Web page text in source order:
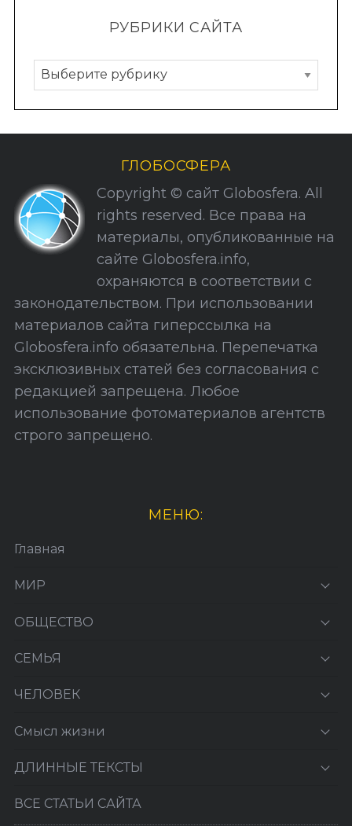
РУБРИКИ САЙТА
Р
у
б
р
и
С
а
а
ГЛОБОСФЕРА
Copyright © сайт Globosfera. All
rights reserved. Все права на
материалы, опубликованные на
сайте Globosfera.info,
охраняются в соответствии с
законодательством. При использовании
материалов сайта гиперссылка на
Globosfera.info обязательна. Перепечатка
эксклюзивных статей без согласования с
редакцией запрещена. Любое
использование фотоматериалов агентств
строго запрещено.
МЕНЮ:
Главная
МИР
ОБЩЕСТВО
СЕМЬЯ
ЧЕЛОВЕК
Смысл жизни
ДЛИННЫЕ ТЕКСТЫ
ВСЕ СТАТЬИ САЙТА